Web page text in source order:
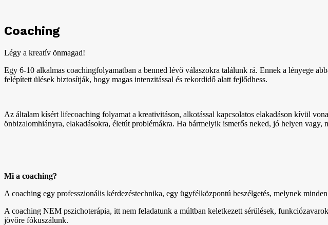
Coaching
Légy a kreatív önmagad!
Egy 6-10 alkalmas coachingfolyamatban a benned lévő válaszokra találunk rá. Ennek a lényege
felépített ülések biztosítják, hogy magas intenzitással és rekordidő alatt fejlődhess.
Az általam kísért lifecoaching folyamat a kreativitáson, alkotással kapcsolatos elakadáson kívül
önbizalomhiányra, elakadásokra, életút problémákra. Ha bármelyik ismerős neked, jó helyen
Mi a coaching?
A coaching egy professzionális kérdezéstechnika, egy ügyfélközpontú beszélgetés, melynek
A coaching NEM pszichoterápia, itt nem feladatunk a múltban keletkezett sérülések,
jövőre fókuszálunk.